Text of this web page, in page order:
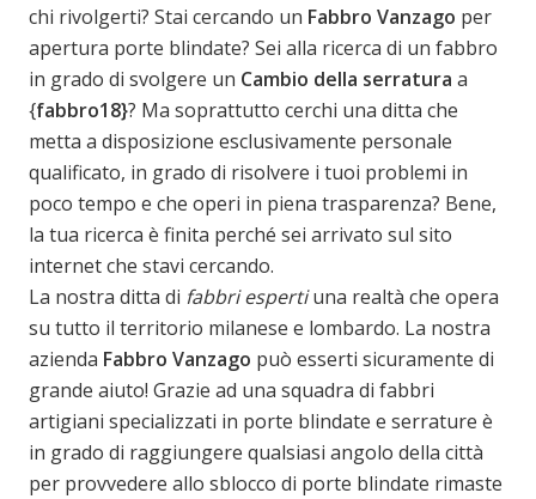
chi rivolgerti? Stai cercando un Fabbro Vanzago per
apertura porte blindate? Sei alla ricerca di un fabbro
in grado di svolgere un Cambio della serratura a
{fabbro18}? Ma soprattutto cerchi una ditta che
metta a disposizione esclusivamente personale
qualificato, in grado di risolvere i tuoi problemi in
poco tempo e che operi in piena trasparenza? Bene,
la tua ricerca è finita perché sei arrivato sul sito
internet che stavi cercando.
La nostra ditta di fabbri espertiuna realtà che opera
su tutto il territorio milanese e lombardo. La nostra
azienda Fabbro Vanzago può esserti sicuramente di
grande aiuto! Grazie ad una squadra di fabbri
artigiani specializzati in porte blindate e serrature è
in grado di raggiungere qualsiasi angolo della città
per provvedere allo sblocco di porte blindate rimaste